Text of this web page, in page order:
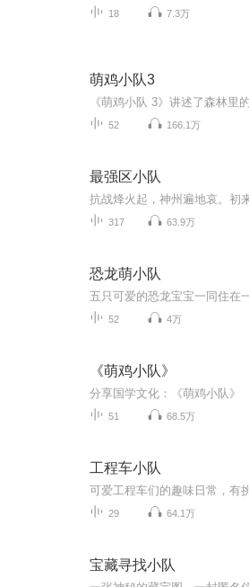
18 7.3万
萌鸡小队3
52 166.1万
最强区小队
317 63.9万
恐龙萌小队
52 4万
《萌鸡小队》
分享国学文化：《萌鸡小队》
51 68.5万
工程车小队
29 64.1万
宝藏寻找小队